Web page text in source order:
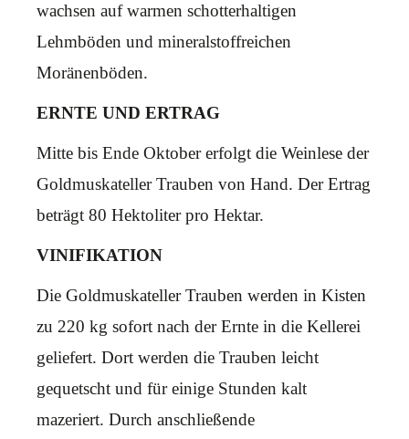
wachsen auf warmen schotterhaltigen
Lehmböden und mineralstoffreichen
Moränenböden.
ERNTE UND ERTRAG
Mitte bis Ende Oktober erfolgt die Weinlese der
Goldmuskateller Trauben von Hand. Der Ertrag
beträgt 80 Hektoliter pro Hektar.
VINIFIKATION
Die Goldmuskateller Trauben werden in Kisten
zu 220 kg sofort nach der Ernte in die Kellerei
geliefert. Dort werden die Trauben leicht
gequetscht und für einige Stunden kalt
mazeriert. Durch anschließende